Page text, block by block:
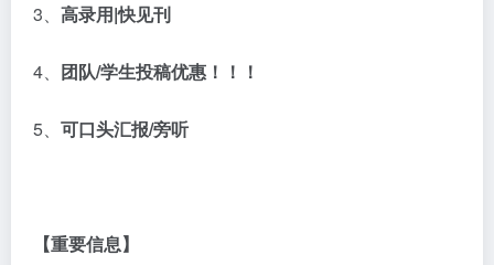
3、 高录用|快见刊
4、 团队/学生投稿优惠！！！
5、 可口头汇报/旁听
【重要信息】